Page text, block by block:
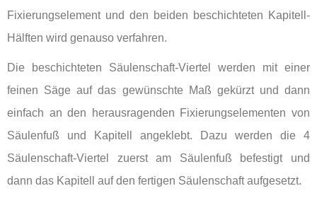
Fixierungselement und den beiden beschichteten Kapitell-
Hälften wird genauso verfahren.
Die beschichteten Säulenschaft-Viertel werden mit einer
feinen Säge auf das gewünschte Maß gekürzt und dann
einfach an den herausragenden Fixierungselementen von
Säulenfuß und Kapitell angeklebt. Dazu werden die 4
Säulenschaft-Viertel zuerst am Säulenfuß befestigt und
dann das Kapitell auf den fertigen Säulenschaft aufgesetzt.